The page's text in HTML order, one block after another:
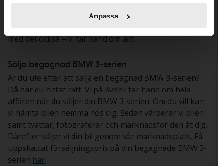
Anpassa
kan provköra din nyinköpta bil i lugn och ro. Om du vill
med det också – vi tar hand om allt.
Sälja begagnad BMW 3-serien
Är du ute efter att sälja en begagnad BMW 3-serien?
Då har du hittat rätt. Vi på Kvdbil tar hand om hela
affären när du säljer din BMW 3-serien. Om du vill kan
vi hämta bilen hemma hos dig. Sedan värderar vi bilen
samt tvättar, fotograferar och marknadsför den åt dig.
Därefter säljer vi din bil genom vår marknadsplats. Få
uppskattat försäljningspris på din begagnade BMW 3-
serien här.